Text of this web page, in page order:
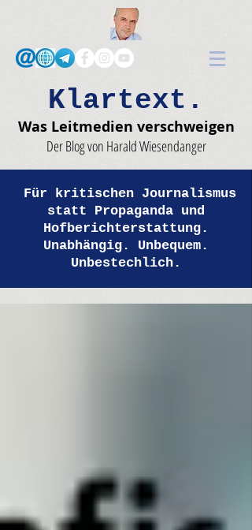
Klartext.
Was Leitmedien verschweigen
Der Blog von Harald Wiesendanger
Für kritischen Journalismus
statt Propaganda und
Hofberichterstattung.
Unabhängig. Unbequem.
Unbestechlich.